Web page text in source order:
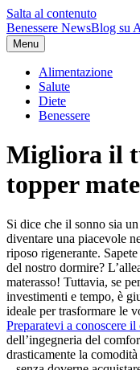
Salta al contenuto
Benessere NewsBlog su
Menu
Alimentazione
Salute
Diete
Benessere
Migliora il
topper
Si dice che il sonno sia
diventare una piacevole
riposo rigenerante.
del nostro dormire?
materasso! Tuttavia, se
investimenti e tempo, è
ideale per trasformare le
Preparatevi a conoscere
dell’ingegneria del
drasticamente la